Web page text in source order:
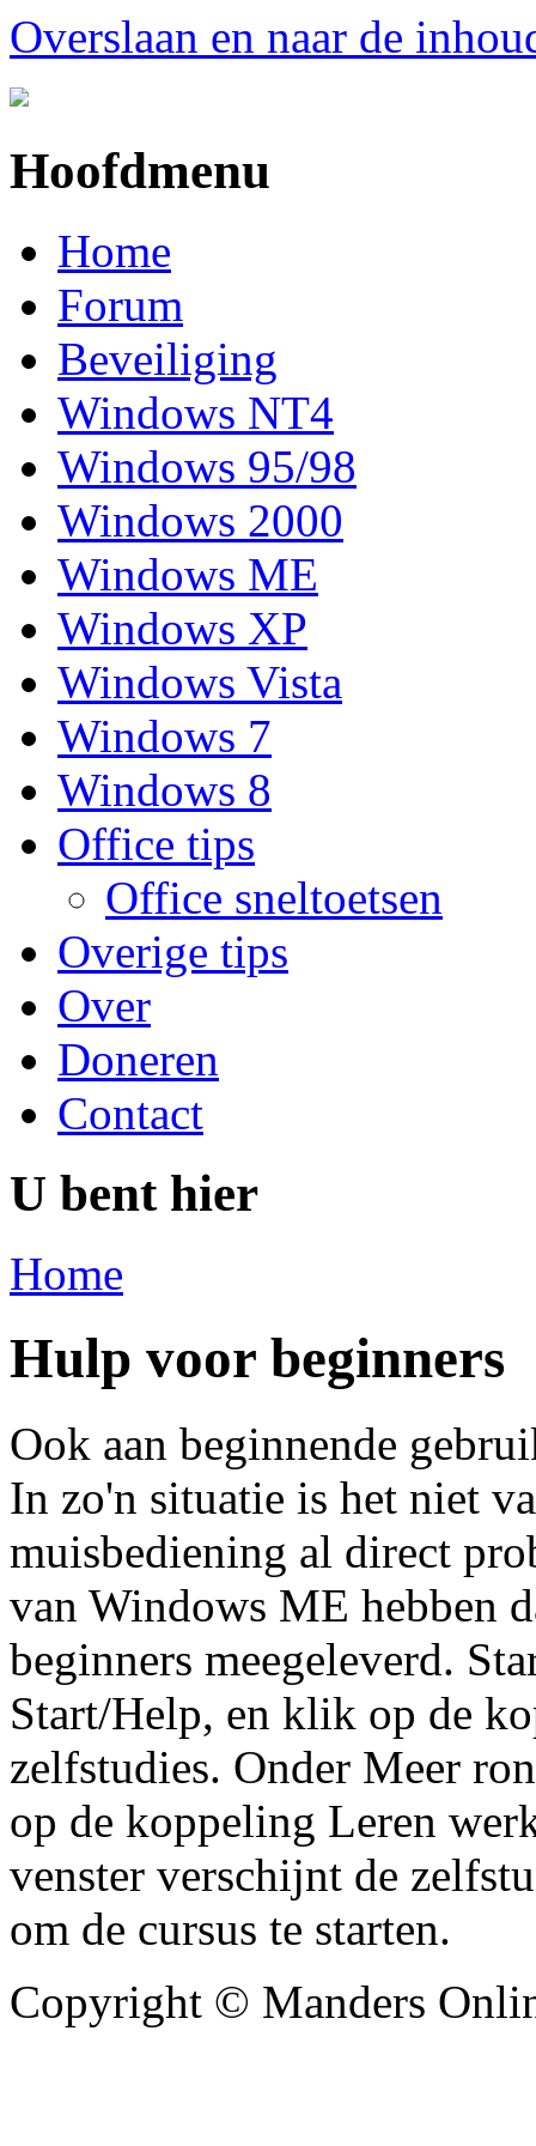
Overslaan en naar de
Hoofdmenu
Home
Forum
Beveiliging
Windows NT4
Windows 95/98
Windows 2000
Windows ME
Windows XP
Windows Vista
Windows 7
Windows 8
Office tips
Office sneltoetsen
Overige tips
Over
Doneren
Contact
U bent hier
Home
Hulp voor beginners
Ook aan beginnende
In zo'n situatie is het niet
muisbediening al direct
van Windows ME hebben
beginners meegeleverd.
Start/Help, en klik op de
zelfstudies. Onder Meer
op de koppeling Leren
venster verschijnt de
om de cursus te starten.
Copyright © Manders